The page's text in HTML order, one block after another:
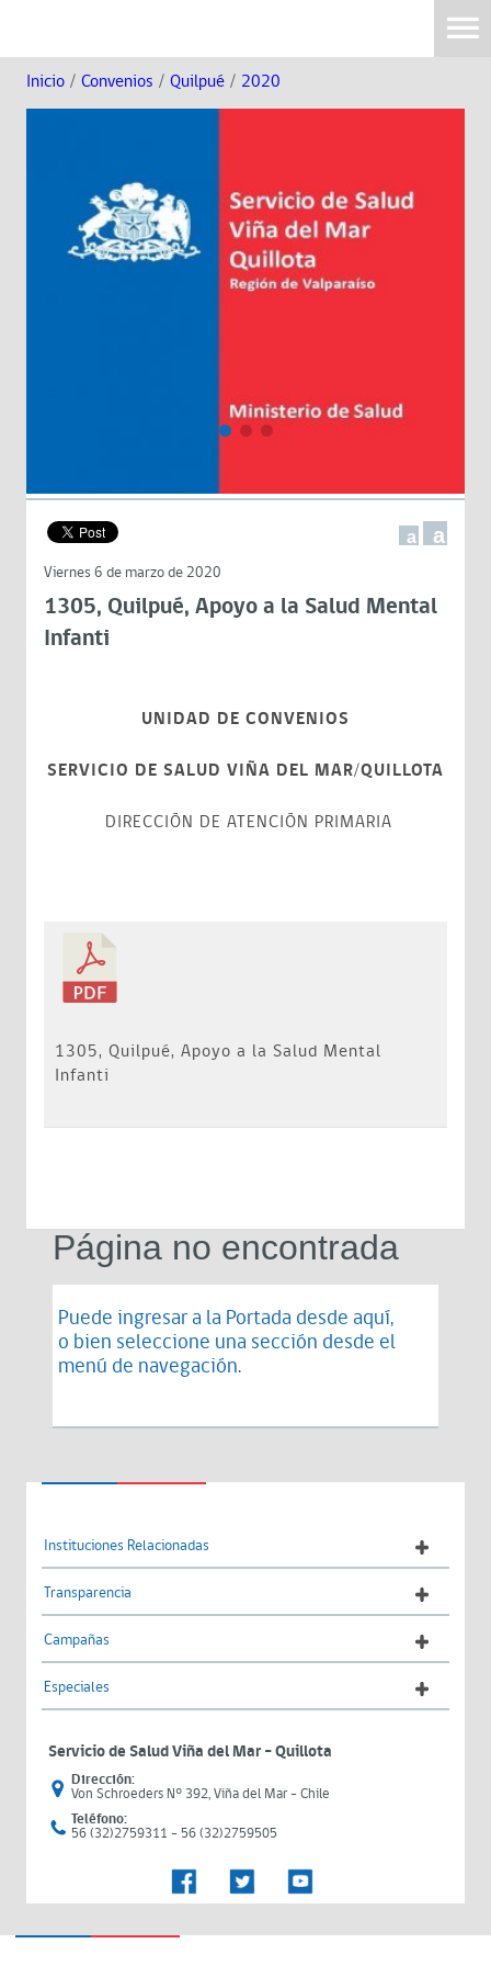
Inicio / Convenios / Quilpué / 2020
a a
Viernes 6 de marzo de 2020
1305, Quilpué, Apoyo a la Salud Mental
Infanti
UNIDAD DE CONVENIOS
SERVICIO DE SALUD VIÑA DEL MAR/QUILLOTA
DIRECCIÓN DE ATENCIÓN PRIMARIA
1305, Quilpué, Apoyo a la Salud Mental
Infanti
Página no encontrada
Puede ingresar a la Portada desde aquí,
o bien seleccione una sección desde el
menú de navegación.
Instituciones Relacionadas
Transparencia
Campañas
Especiales
Servicio de Salud Viña del Mar – Quillota
Dirección:
Von Schroeders N° 392, Viña del Mar - Chile
Teléfono:
56 (32)2759311 - 56 (32)2759505